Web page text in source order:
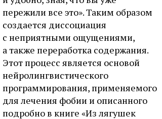
пережили все это». Таким образом
создается диссоциация
с неприятными ощущениями,
а также переработка содержания.
Этот процесс является основой
нейролингвистического
программирования, применяемого
для лечения фобии и описанного
подробно в книге «Из лягушек